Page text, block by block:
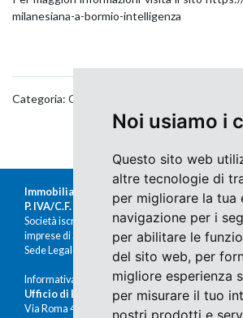
Noi usiamo i
Questo sito web
altre tecnologie di
per migliorare la tua
navigazione per i
per abilitare le
del sito web, per
migliore esperienza
per misurare il tuo
nostri prodotti e
milanesiana-a-bormio-intelligenza
Categoria: Cultura & Tradizione
Immobiliare Moretti s.r.l.
P. IVA/C.F. 00676380140
Società iscritta al Registro delle
imprese di Sondrio al n.47430
Sede Legale: Via Nazario Sauro 1, Sondrio
Informativa Cookies e Privacy
Ufficio di Bormio
Via Roma 48